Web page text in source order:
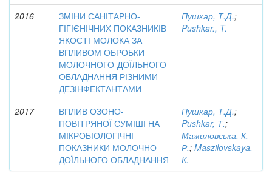
2016
ЗМІНИ САНІТАРНО-
ГІГІЄНІЧНИХ ПОКАЗНИКІВ
ЯКОСТІ МОЛОКА ЗА
ВПЛИВОМ ОБРОБКИ
МОЛОЧНОГО-ДОЇЛЬНОГО
ОБЛАДНАННЯ РІЗНИМИ
ДЕЗІНФЕКТАНТАМИ
Пушкар, Т.Д.;
Pushkar., T.
2017
ВПЛИВ ОЗОНО-
ПОВІТРЯНОЇ СУМІШІ НА
МІКРОБІОЛОГІЧНІ
ПОКАЗНИКИ МОЛОЧНО-
ДОЇЛЬНОГО ОБЛАДНАННЯ
Пушкар, Т.Д.;
Pushkar, Т.;
Мажиловська, К.
Р.; Maszilovskaya,
К.